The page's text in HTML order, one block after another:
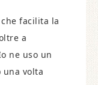
che facilita la
a
ne uso un
una volta